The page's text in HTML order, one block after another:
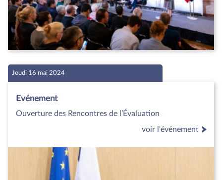
Jeudi 16 mai 2024
Evénement
Ouverture des Rencontres de l’Évaluation
voir l'événement